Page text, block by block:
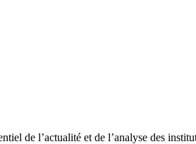
de l’actualité et de l’analyse des